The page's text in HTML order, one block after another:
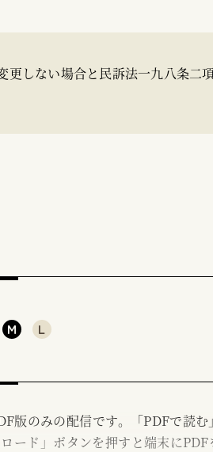
更しない場合と民訴法一九八条二
M L
版のみの配信です。「PDFで読
ード」ボタンを押すと端末に